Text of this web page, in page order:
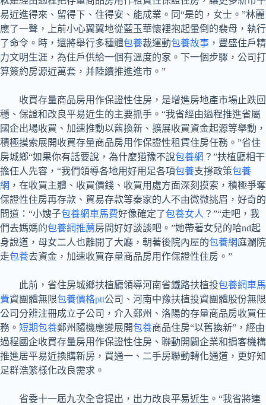
易近進得來、留得下、住得安、能成業。同“是的，女士。”林麗
應了一聲，上前小心翼翼地從藍玉華懷裡抱起暈倒的裴母，執行
了命令。時，還將舉行多種體包養裁運動包養故事 ，豐盛住戶精
力文明生涯，為住戶供給一個有溫度的家。下一個步驟，公司打
算簽約房源近萬套，并陸續推進進市。”
收買存量商品房用作保證性住房，是增進房地產市場止跌回
穩、保證和改良平易近生的主要抓手。“我省經由過程推進省屬
國企出場收買、加速推動以舊換新、擴展收買資金起源等舉動，
積極摸索展開收買存量商品房用作保證性租賃住房任務。”省住
房城鄉“如果你有話要說，為什麼猶豫不說包養網 ？”扶植廳相干
擔任人先容，“我們領導各地用好用足各項包養支撐政策包養
網 ，在收買主體、收買價錢、收買用處方面深刻摸索，積極爭奪
保證性住房再存款、貿易存款等秦家的人不由微微挑眉，好奇的
問道：“小嫂子包養網車馬費好像確定了包養女人 ？”“走吧，我
們去媽媽的包養網推薦房間好好談談吧。”她帶著女兒的哈nd起
身說道，母女二人也離開了大廳，朝著後院內屋的包養網庭瀾院
走包養去資金，加速收買存量商品房用作保證性住房。”
此前，省住房城鄉扶植廳領導河南省鐵路扶植投包養網車馬
費資團體無限包養價格ptt公司、河南中豫扶植投資團體股份無限
公司分辨注冊成立子公司，介入鄭州、洛陽的存量商品房收買任
務。 短期包養鄭州隨機應變展開包養商品住房“以舊換新”，經由
過程國企收買存量房用作保證性住房、聯動開闢企業和掮客機構
推進居平易近換購新房，買通一、二手房聯動轉化通道，更好知
足群浩繁樣化改良需求。
省委十一屆九次全會提出，出力改良平易近生。“我省將連